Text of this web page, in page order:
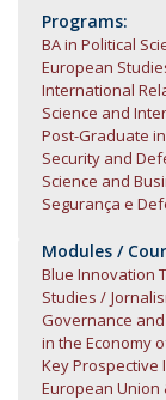
Programs:
BA in Political
European
International
Science and
Post-Graduate
Security and
Science and
Segurança e
Modules /
Blue Innovation
Studies
Governance
in the Economy
Key Prospective
European Union